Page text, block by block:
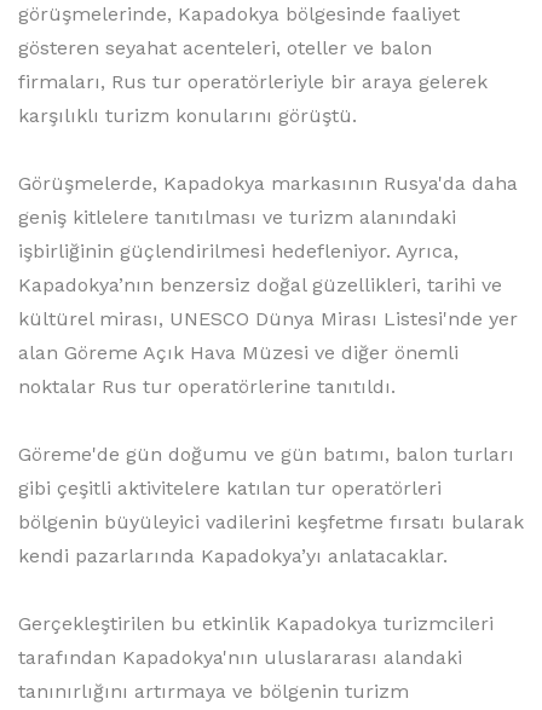
görüşmelerinde, Kapadokya bölgesinde faaliyet
gösteren seyahat acenteleri, oteller ve balon
firmaları, Rus tur operatörleriyle bir araya gelerek
karşılıklı turizm konularını görüştü.
Görüşmelerde, Kapadokya markasının Rusya'da daha
geniş kitlelere tanıtılması ve turizm alanındaki
işbirliğinin güçlendirilmesi hedefleniyor. Ayrıca,
Kapadokya’nın benzersiz doğal güzellikleri, tarihi ve
kültürel mirası, UNESCO Dünya Mirası Listesi'nde yer
alan Göreme Açık Hava Müzesi ve diğer önemli
noktalar Rus tur operatörlerine tanıtıldı.
Göreme'de gün doğumu ve gün batımı, balon turları
gibi çeşitli aktivitelere katılan tur operatörleri
bölgenin büyüleyici vadilerini keşfetme fırsatı bularak
kendi pazarlarında Kapadokya’yı anlatacaklar.
Gerçekleştirilen bu etkinlik Kapadokya turizmcileri
tarafından Kapadokya'nın uluslararası alandaki
tanınırlığını artırmaya ve bölgenin turizm